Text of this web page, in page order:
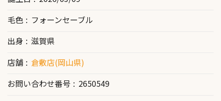
毛色
フォーンセーブル
出身
滋賀県
店舗
倉敷店(岡山県)
お問い合わせ番号
2650549